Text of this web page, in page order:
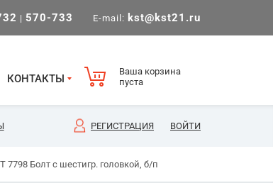
| 570-733 E-mail: kst@kst21.ru
КОНТАКТЫ
Ваша корзина
пуста
РЕГИСТРАЦИЯ ВОЙТИ
7798 Болт с шестигр. головкой, б/п